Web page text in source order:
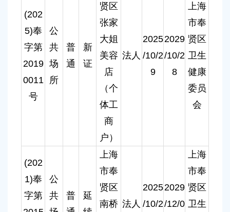
(202
5)奉
字第
2019
0011
号
公
共
场
所
普
通
新
证
贤区
张家
大姐
美容
店
（个
体工
商
户）
法人
2025
/10/2
9
2029
/10/2
8
上海
市奉
贤区
卫生
健康
委员
会
(202
1)奉
字第
公
共
普
延
上海
市奉
贤区
南桥 法人
2025
/10/2
2029
/12/0
上海
市奉
贤区
卫生